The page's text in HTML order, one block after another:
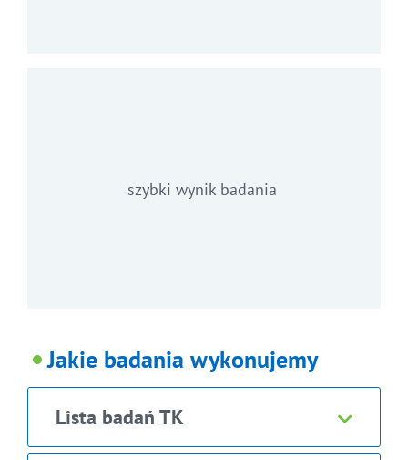
szybki wynik badania
Jakie badania wykonujemy
Lista badań TK